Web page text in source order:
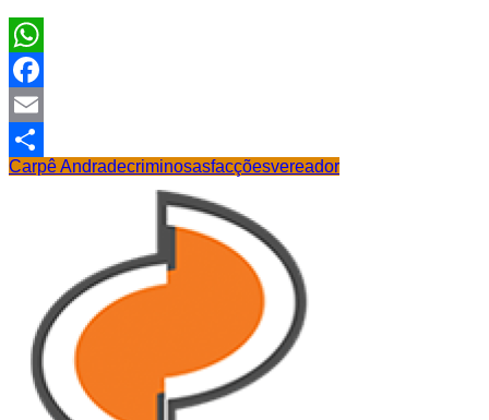
WhatsApp
Facebook
Email
Share
Carpê Andradecriminosasfacçõesvereador